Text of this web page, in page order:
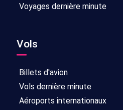
Voyages dernière minute
Vols
Billets d'avion
Vols dernière minute
Aéroports internationaux